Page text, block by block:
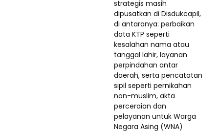
strategis masih
dipusatkan di Disdukcapil,
di antaranya: perbaikan
data KTP seperti
kesalahan nama atau
tanggal lahir, layanan
perpindahan antar
daerah, serta pencatatan
sipil seperti pernikahan
non-muslim, akta
perceraian dan
pelayanan untuk Warga
Negara Asing (WNA)